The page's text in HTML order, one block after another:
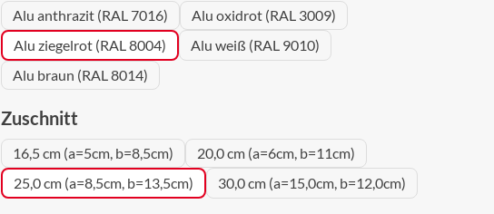
Alu anthrazit (RAL 7016)
Alu oxidrot (RAL 3009)
Alu ziegelrot (RAL 8004)
Alu weiß (RAL 9010)
Alu braun (RAL 8014)
Zuschnittauswählen
16,5 cm (a=5cm, b=8,5cm)
20,0 cm (a=6cm, b=11cm)
25,0 cm (a=8,5cm, b=13,5cm)
30,0 cm (a=15,0cm, b=12,0cm)